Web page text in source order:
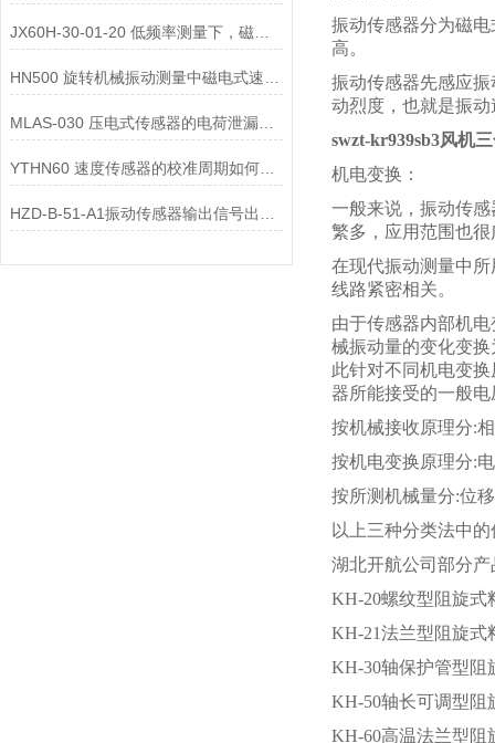
JX60H-30-01-20 低频率测量下，磁电式一体化振动变送器的选型注意事项？
MLAS-030 压电式传感器的电荷泄漏机制是什么？
YTHN60 速度传感器的校准周期如何确定？
振动传感器分为磁
高。
振动传感器先感应
动烈度，也就是振
swzt-kr939sb3风机
机电变换：
一般来说，振动传
繁多，应用范围也很
在现代振动测量中
线路紧密相关。
由于传感器内部机
械振动量的变化变
此针对不同机电变
器所能接受的一般
按机械接收原理分:
按机电变换原理分:
按所测机械量分:位
以上三种分类法中
湖北开航公司部分产
KH-20螺纹型阻旋式
KH-21法兰型阻旋式
KH-30轴保护管型阻
KH-50轴长可调型阻
KH-60高温法兰型阻